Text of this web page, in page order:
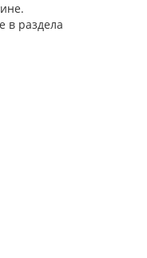
в раздела